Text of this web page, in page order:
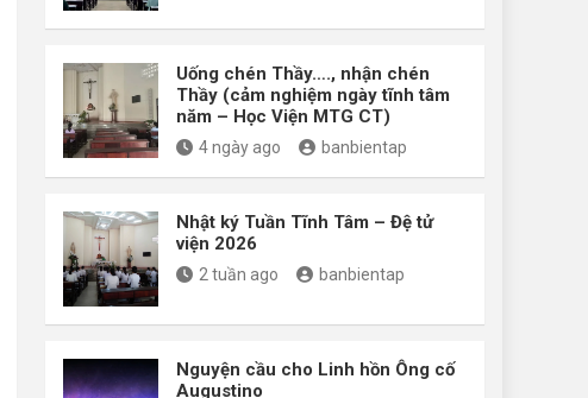
Uống chén Thầy…., nhận chén
Thầy (cảm nghiệm ngày tĩnh tâm
năm – Học Viện MTG CT)
4 ngày ago banbientap
Nhật ký Tuần Tĩnh Tâm – Đệ tử
viện 2026
2 tuần ago banbientap
Nguyện cầu cho Linh hồn Ông cố
Augustino